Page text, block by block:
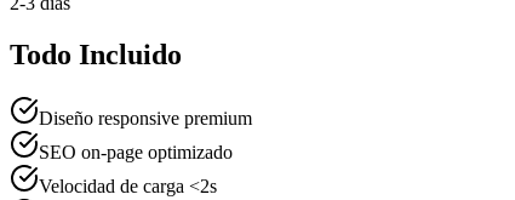
Todo Incluido
Diseño responsive premium
SEO on-page optimizado
Velocidad de carga <2s